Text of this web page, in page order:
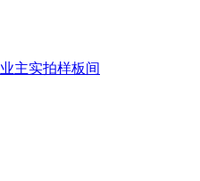
业主实拍样板间